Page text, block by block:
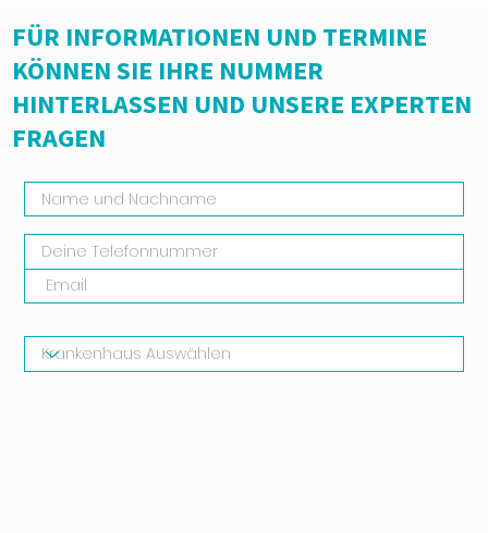
FÜR INFORMATIONEN UND TERMINE
KÖNNEN SIE IHRE NUMMER
HINTERLASSEN UND UNSERE EXPERTEN
FRAGEN